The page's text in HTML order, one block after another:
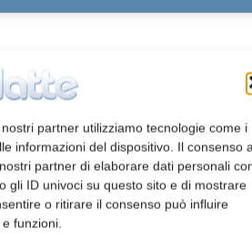
partner utilizziamo tecnologie come i
informazioni del dispositivo. Il consenso
partner di elaborare dati personali
gli ID univoci su questo sito e di mostrare
o ritirare il consenso può influire
funzioni.